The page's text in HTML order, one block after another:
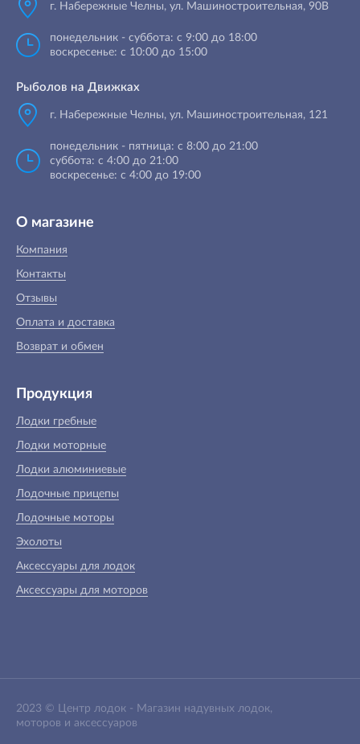
г. Набережные Челны, ул. Машиностроительная, 90B
понедельник - суббота: с 9:00 до 18:00
воскресенье: с 10:00 до 15:00
Рыболов на Движках
г. Набережные Челны, ул. Машиностроительная, 121
понедельник - пятница: с 8:00 до 21:00
суббота: с 4:00 до 21:00
воскресенье: с 4:00 до 19:00
О магазине
Компания
Контакты
Отзывы
Оплата и доставка
Возврат и обмен
Продукция
Лодки гребные
Лодки моторные
Лодки алюминиевые
Лодочные прицепы
Лодочные моторы
Эхолоты
Аксессуары для лодок
Аксессуары для моторов
2023 © Центр лодок - Магазин надувных лодок,
моторов и аксессуаров